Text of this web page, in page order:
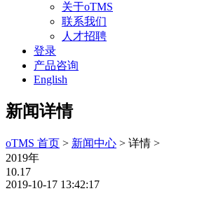
关于oTMS
联系我们
人才招聘
登录
产品咨询
English
新闻详情
oTMS 首页 > 新闻中心 > 详情 >
2019年
10.17
2019-10-17 13:42:17